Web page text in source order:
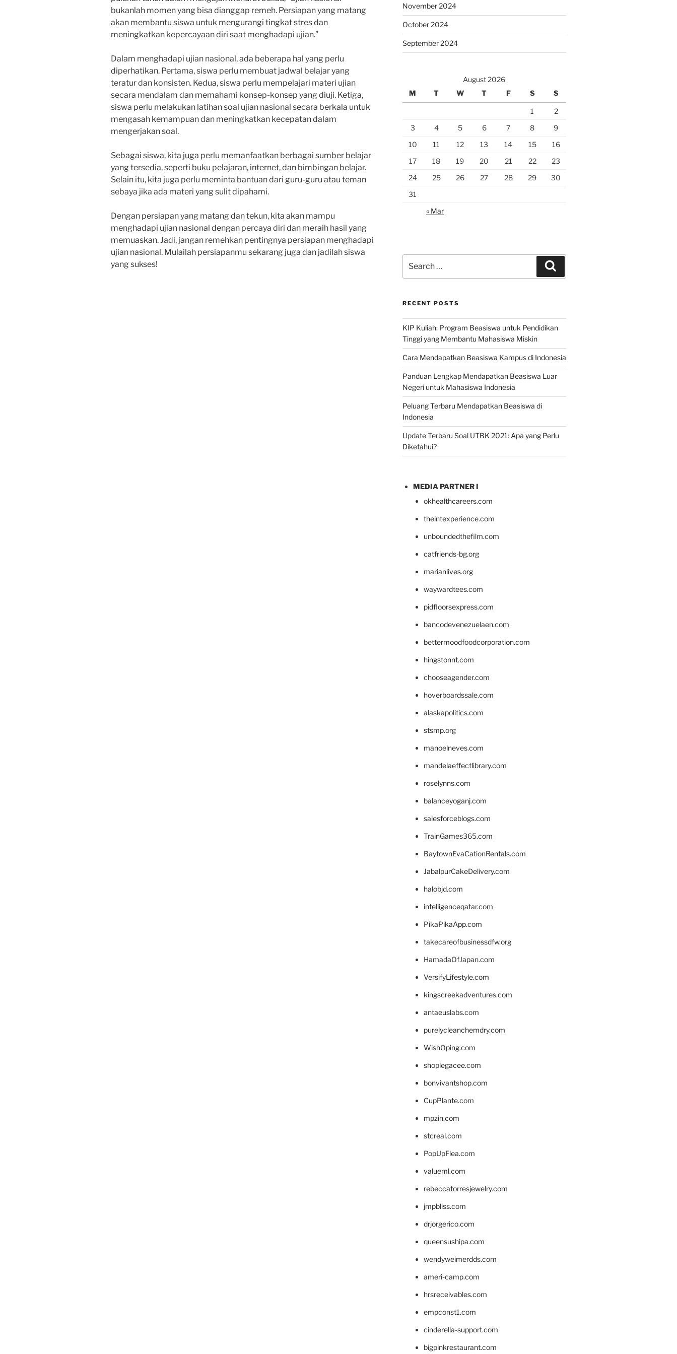
bukanlah momen yang bisa dianggap remeh. Persiapan yang matang
akan membantu siswa untuk mengurangi tingkat stres dan
meningkatkan kepercayaan diri saat menghadapi ujian.”
Dalam menghadapi ujian nasional, ada beberapa hal yang perlu
diperhatikan. Pertama, siswa perlu membuat jadwal belajar yang
teratur dan konsisten. Kedua, siswa perlu mempelajari materi ujian
secara mendalam dan memahami konsep-konsep yang diuji. Ketiga,
siswa perlu melakukan latihan soal ujian nasional secara berkala untuk
mengasah kemampuan dan meningkatkan kecepatan dalam
mengerjakan soal.
Sebagai siswa, kita juga perlu memanfaatkan berbagai sumber belajar
yang tersedia, seperti buku pelajaran, internet, dan bimbingan belajar.
Selain itu, kita juga perlu meminta bantuan dari guru-guru atau teman
sebaya jika ada materi yang sulit dipahami.
Dengan persiapan yang matang dan tekun, kita akan mampu
menghadapi ujian nasional dengan percaya diri dan meraih hasil yang
memuaskan. Jadi, jangan remehkan pentingnya persiapan menghadapi
ujian nasional. Mulailah persiapanmu sekarang juga dan jadilah siswa
yang sukses!
November 2024
October 2024
September 2024
August 2026
M
T W T F S S
1
2
3
4 5 6 7 8
9
10
11 12 13 14 15
16
17
18 19 20 21 22
23
24
25 26 27 28 29
30
31
« Mar
for:
RECENT POSTS
KIP Kuliah: Program Beasiswa untuk Pendidikan
Tinggi yang Membantu Mahasiswa Miskin
Cara Mendapatkan Beasiswa Kampus di Indonesia
Panduan Lengkap Mendapatkan Beasiswa Luar
Negeri untuk Mahasiswa Indonesia
Peluang Terbaru Mendapatkan Beasiswa di
Indonesia
Update Terbaru Soal UTBK 2021: Apa yang Perlu
Diketahui?
MEDIA PARTNER I
okhealthcareers.com
theintexperience.com
unboundedthefilm.com
catfriends-bg.org
marianlives.org
waywardtees.com
pidfloorsexpress.com
bancodevenezuelaen.com
bettermoodfoodcorporation.com
hingstonnt.com
chooseagender.com
hoverboardssale.com
alaskapolitics.com
stsmp.org
manoelneves.com
mandelaeffectlibrary.com
roselynns.com
balanceyoganj.com
salesforceblogs.com
TrainGames365.com
BaytownEvaCationRentals.com
JabalpurCakeDelivery.com
halobjd.com
intelligenceqatar.com
PikaPikaApp.com
takecareofbusinessdfw.org
HamadaOfJapan.com
VersifyLifestyle.com
kingscreekadventures.com
antaeuslabs.com
purelycleanchemdry.com
WishOping.com
shoplegacee.com
bonvivantshop.com
CupPlante.com
mpzin.com
stcreal.com
PopUpFlea.com
valueml.com
rebeccatorresjewelry.com
jmpbliss.com
drjorgerico.com
queensushipa.com
wendyweimerdds.com
ameri-camp.com
hrsreceivables.com
empconst1.com
cinderella-support.com
bigpinkrestaurant.com